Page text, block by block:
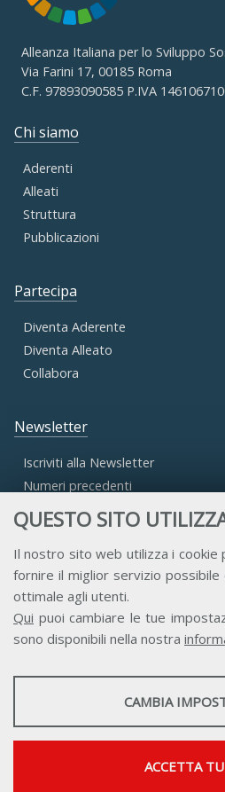
QUESTO SITO
Il nostro sito web utilizza i cookie
fornire il miglior servizio
ottimale agli utenti.
Qui puoi cambiare le tue
sono disponibili nella nostra
STATISTICHE
Mostra maggiori informazioni
CAMBIA
ACCETTA
Alleanza Italiana per lo Sviluppo
Via Farini 17, 00185 Roma
C.F. 97893090585 P.IVA
Chi siamo
Aderenti
Alleati
Struttura
Pubblicazioni
Partecipa
Diventa Aderente
Diventa Alleato
Collabora
Newsletter
Iscriviti alla Newsletter
Numeri precedenti
Accesso Aderenti
Accesso Consulta
Accesso Team
Contatti Privacy